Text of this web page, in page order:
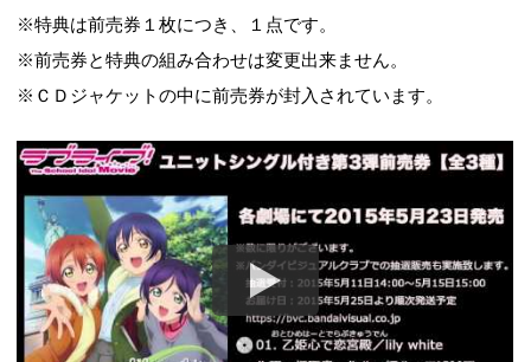
※特典は前売券１枚につき、１点です。
※前売券と特典の組み合わせは変更出来ません。
※ＣＤジャケットの中に前売券が封入されています。